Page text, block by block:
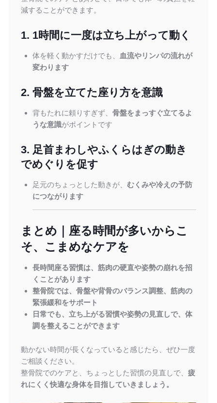
減することができます。
1. 1時間に一度は立ち上がって動く
体を軽く動かすだけでも、
血流やリンパの流れが
変わります
2. 骨盤を立てた座り方を意識
背もたれに頼りすぎず、 骨盤をまっすぐ立てるよ
うな意識がポイントです
3. 足首まわしやふくらはぎの動き
でめぐりを促す
足元のちょっとした動きが、 むくみや冷えの予防
につながります
まとめ｜座る時間が多いからこ
そ、こまめなケアを
長時間座る習慣は、筋肉の硬直や姿勢の崩れを招
くことがあります
整骨院では、骨盤や背骨のバランス調整、筋肉の
緊張緩和をサポート
日常でも、立ち上がる習慣や姿勢の見直しで、体
調を整えることができます
動かない時間が長くなっていると感じたら、ぜひ一度
ご相談ください。
整骨院でのケアと、ちょっとした習慣の見直しで、 疲
れにくく快適な身体を目指していきましょう。